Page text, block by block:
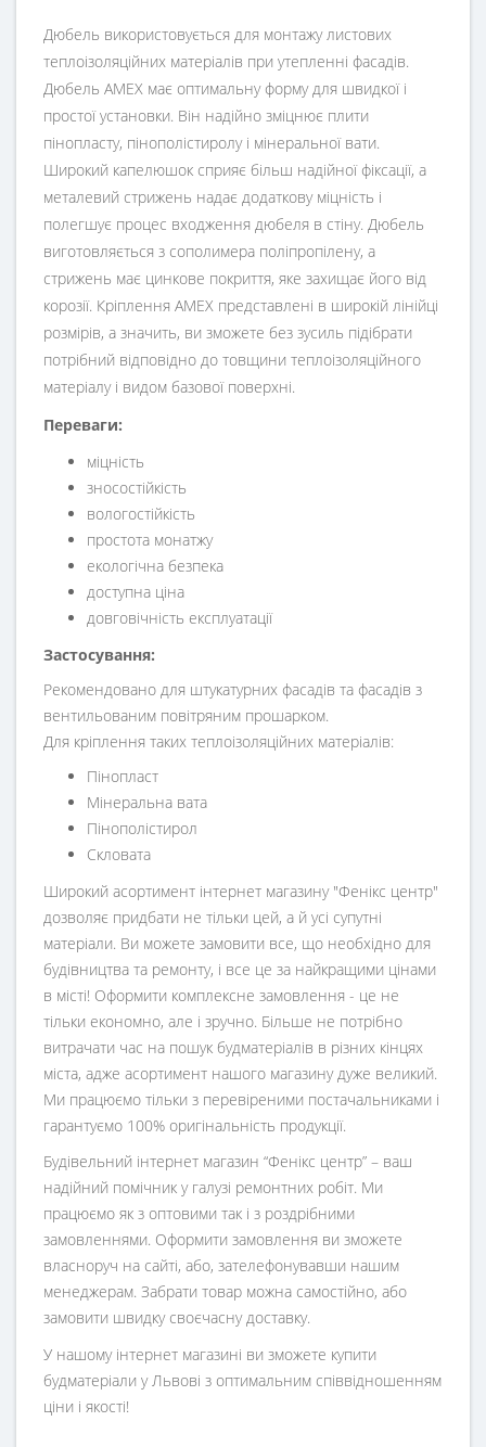
Дюбель використовується для монтажу листових
теплоізоляційних матеріалів при утепленні фасадів.
Дюбель AMEX має оптимальну форму для швидкої і
простої установки. Він надійно зміцнює плити
пінопласту, пінополістиролу і мінеральної вати.
Широкий капелюшок сприяє більш надійної фіксації, а
металевий стрижень надає додаткову міцність і
полегшує процес входження дюбеля в стіну. Дюбель
виготовляється з сополимера поліпропілену, а
стрижень має цинкове покриття, яке захищає його від
корозії. Кріплення AMEX представлені в широкій лінійці
розмірів, а значить, ви зможете без зусиль підібрати
потрібний відповідно до товщини теплоізоляційного
матеріалу і видом базової поверхні.
Переваги:
міцність
зносостійкість
вологостійкість
простота монатжу
екологічна безпека
доступна ціна
довговічність експлуатації
Застосування:
Рекомендовано для штукатурних фасадів та фасадів з
вентильованим повітряним прошарком.
Для кріплення таких теплоізоляційних матеріалів:
Пінопласт
Мінеральна вата
Пінополістирол
Скловата
Широкий асортимент інтернет магазину "Фенікс центр"
дозволяє придбати не тільки цей, а й усі супутні
матеріали. Ви можете замовити все, що необхідно для
будівництва та ремонту, і все це за найкращими цінами
в місті! Оформити комплексне замовлення - це не
тільки економно, але і зручно. Більше не потрібно
витрачати час на пошук будматеріалів в різних кінцях
міста, адже асортимент нашого магазину дуже великий.
Ми працюємо тільки з перевіреними постачальниками і
гарантуємо 100% оригінальність продукції.
Будівельний інтернет магазин “Фенікс центр” – ваш
надійний помічник у галузі ремонтних робіт. Ми
працюємо як з оптовими так і з роздрібними
замовленнями. Оформити замовлення ви зможете
власноруч на сайті, або, зателефонувавши нашим
менеджерам. Забрати товар можна самостійно, або
замовити швидку своєчасну доставку.
У нашому інтернет магазині ви зможете купити
будматеріали у Львові з оптимальним співвідношенням
ціни і якості!